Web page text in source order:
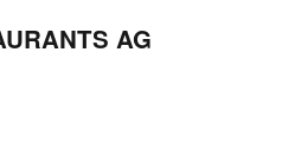
AG